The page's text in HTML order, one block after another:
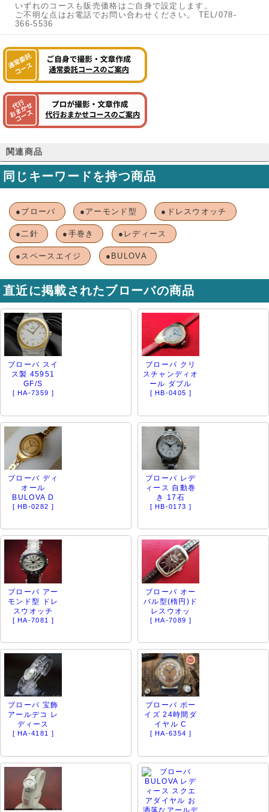
いずれのコースも販売価格はご自身で設定します。
ご不明な点はお電話でお問い合わせください。 TEL/078-
366-5536
関連商品
同じキーワードを持つ商品
●ブローバ ●アーモンド型 ●ドレスウオッチ
●二針 ●手巻き ●レディース
●スペースエイジ ●BULOVA
直近に掲載されたブローバの商品
ブローバ スイ
ス製 45951
GF/S
[ HA-7359 ]
ブローバ クリ
スチャンディオ
ール ダブル
[ HB-0405 ]
ブローバ ディ
オール
BULOVA D
[ HB-0282 ]
ブローバ レデ
ィース 自動巻
き 17石
[ HB-0173 ]
ブローバ アー
モンド型 ドレ
スウオッチ
[ HA-7081 ]
ブローバ オー
バル型(楕円)ド
レスウオッ
[ HA-7089 ]
ブローバ 宝飾
アールデコ レ
ディース
[ HA-4181 ]
ブローバ ボー
イズ 24時間ダ
イヤル C
[ HA-6354 ]